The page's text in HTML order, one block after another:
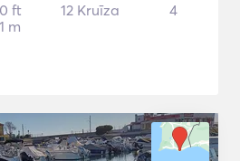
ft
m
12 Kruīza 4